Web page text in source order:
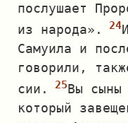
послушает
из народа».
Самуила и
говорили,
сии.
Вы сыны
который